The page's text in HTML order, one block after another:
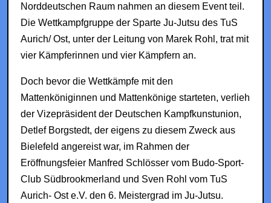
Norddeutschen Raum nahmen an diesem Event teil.
Die Wettkampfgruppe der Sparte Ju-Jutsu des TuS
Aurich/ Ost, unter der Leitung von Marek Rohl, trat mit
vier Kämpferinnen und vier Kämpfern an.
Doch bevor die Wettkämpfe mit den
Mattenköniginnen und Mattenkönige starteten, verlieh
der Vizepräsident der Deutschen Kampfkunstunion,
Detlef Borgstedt, der eigens zu diesem Zweck aus
Bielefeld angereist war, im Rahmen der
Eröffnungsfeier Manfred Schlösser vom Budo-Sport-
Club Südbrookmerland und Sven Rohl vom TuS
Aurich- Ost e.V. den 6. Meistergrad im Ju-Jutsu.